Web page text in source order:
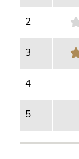
2
3
4
5